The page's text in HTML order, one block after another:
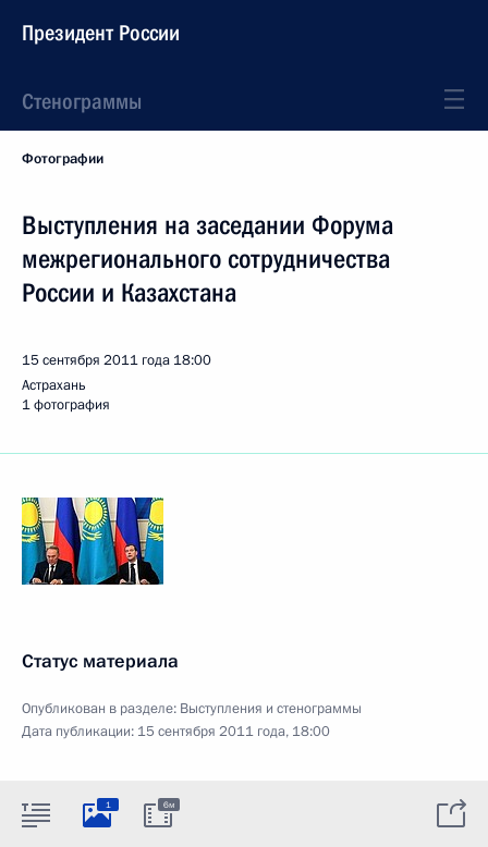
Президент России
Стенограммы
Фотографии
Выступления на заседании Форума
межрегионального сотрудничества
России и Казахстана
15 сентября 2011 года 18:00
Астрахань
1 фотография
Статус материала
Опубликован в разделе: Выступления и стенограммы
Дата публикации: 15 сентября 2011 года, 18:00
1 6м